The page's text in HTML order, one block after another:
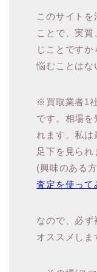
このサイトを
ことで、実質
じことです
悩むことはな
※買取業者1
です。相場を
れます。私は
足下を見られ
(興味のある
査定を使って
なので、必ず
オススメしま